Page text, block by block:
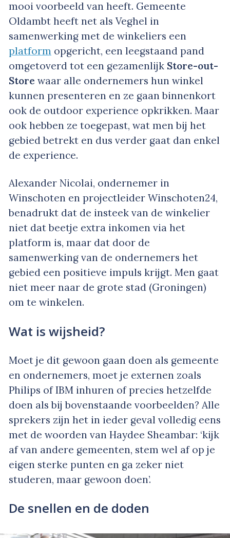
mooi voorbeeld van heeft. Gemeente
Oldambt heeft net als Veghel in
samenwerking met de winkeliers een
platform opgericht, een leegstaand pand
omgetoverd tot een gezamenlijk Store-out-
Store waar alle ondernemers hun winkel
kunnen presenteren en ze gaan binnenkort
ook de outdoor experience opkrikken. Maar
ook hebben ze toegepast, wat men bij het
gebied betrekt en dus verder gaat dan enkel
de experience.
Alexander Nicolai, ondernemer in
Winschoten en projectleider Winschoten24,
benadrukt dat de insteek van de winkelier
niet dat beetje extra inkomen via het
platform is, maar dat door de
samenwerking van de ondernemers het
gebied een positieve impuls krijgt. Men gaat
niet meer naar de grote stad (Groningen)
om te winkelen.
Wat is wijsheid?
Moet je dit gewoon gaan doen als gemeente
en ondernemers, moet je externen zoals
Philips of IBM inhuren of precies hetzelfde
doen als bij bovenstaande voorbeelden? Alle
sprekers zijn het in ieder geval volledig eens
met de woorden van Haydee Sheambar: ‘kijk
af van andere gemeenten, stem wel af op je
eigen sterke punten en ga zeker niet
studeren, maar gewoon doen’.
De snellen en de doden